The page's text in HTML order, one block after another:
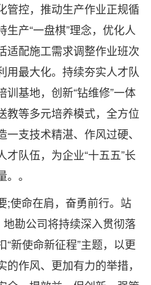
管控，推动生产作业正规循
产“一盘棋”理念，优化人
适配施工需求调整作业班次
用最大化。持续夯实人才队
基地，创新“钻维修”一体
教等多元培养模式，全方位
支技术精湛、作风过硬、
队伍，为企业“十五五”长
。
命在肩，奋勇前行。站
地勘公司将持续深入贯彻落
新使命新征程”主题，以更
作风、更加有力的举措，